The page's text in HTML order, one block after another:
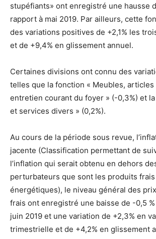
stupéfiants» ont enregistré une hausse
rapport à mai 2019. Par ailleurs, cette
des variations positives de +2,1% les
et de +9,4% en glissement annuel.
Certaines divisions ont connu des
telles que la fonction « Meubles, articles
entretien courant du foyer » (-0,3%) et
et services divers » (0,2%).
Au cours de la période sous revue,
jacente (Classification permettant de
l’inflation qui serait obtenu en dehors
perturbateurs que sont les produits
énergétiques), le niveau général des
frais ont enregistré une baisse de -0,5
juin 2019 et une variation de +2,3% en
trimestrielle et de +4,2% en glissement